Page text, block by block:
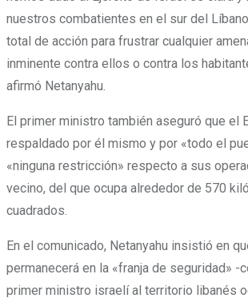
nuestros combatientes en el sur del
total de acción para frustrar cualquier
inminente contra ellos o contra los
afirmó Netanyahu.
El primer ministro también aseguró que el
respaldado por él mismo y por «todo el
«ninguna restricción» respecto a sus
vecino, del que ocupa alrededor de 570
cuadrados.
En el comunicado, Netanyahu insistió en
permanecerá en la «franja de seguridad» -
primer ministro israelí al territorio libanés